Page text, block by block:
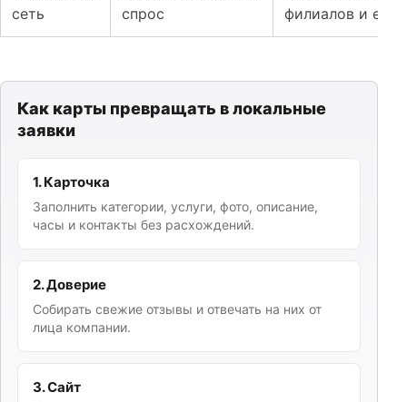
сеть
спрос
филиалов и
Как карты превращать в локальные
заявки
1. Карточка
Заполнить категории, услуги, фото, описание,
часы и контакты без расхождений.
2. Доверие
Собирать свежие отзывы и отвечать на них от
лица компании.
3. Сайт